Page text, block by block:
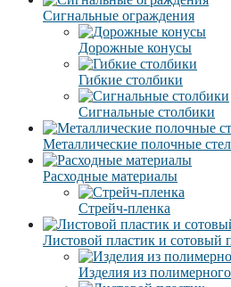
Сигнальные ограждения
Дорожные конусы
Гибкие столбики
Сигнальные столбики
Металлические полочные
Расходные материалы
Стрейч-пленка
Листовой пластик и сотовый
Изделия из